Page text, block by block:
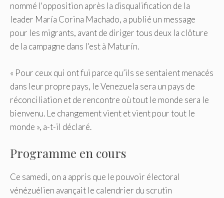
nommé l'opposition après la disqualification de la
leader María Corina Machado, a publié un message
pour les migrants, avant de diriger tous deux la clôture
de la campagne dans l'est à Maturín.
« Pour ceux qui ont fui parce qu’ils se sentaient menacés
dans leur propre pays, le Venezuela sera un pays de
réconciliation et de rencontre où tout le monde sera le
bienvenu. Le changement vient et vient pour tout le
monde », a-t-il déclaré.
Programme en cours
Ce samedi, on a appris que le pouvoir électoral
vénézuélien avançait le calendrier du scrutin